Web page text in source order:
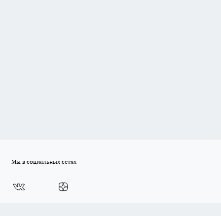
Мы в социальных сетях